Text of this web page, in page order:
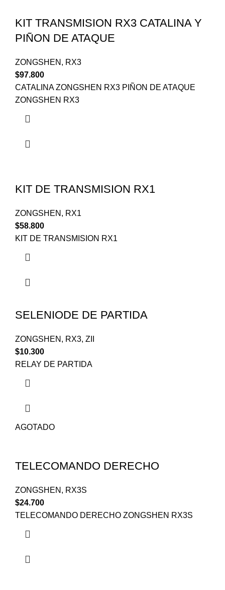
KIT TRANSMISION RX3 CATALINA Y
PIÑON DE ATAQUE
ZONGSHEN , RX3
$97.800
CATALINA ZONGSHEN RX3 PIÑON DE ATAQUE
ZONGSHEN RX3
KIT DE TRANSMISION RX1
ZONGSHEN , RX1
$58.800
KIT DE TRANSMISION RX1
SELENIODE DE PARTIDA
ZONGSHEN , RX3, ZII
$10.300
RELAY DE PARTIDA
AGOTADO
TELECOMANDO DERECHO
ZONGSHEN , RX3S
$24.700
TELECOMANDO DERECHO ZONGSHEN RX3S